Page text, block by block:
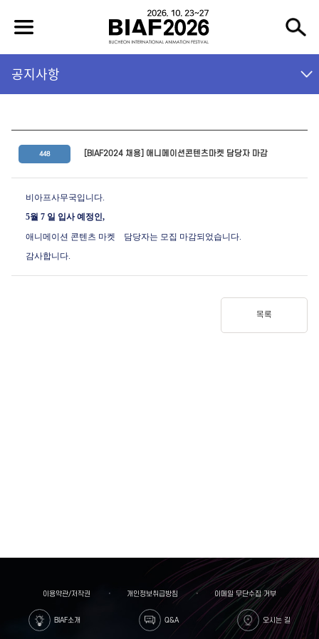
공지사항
448 [BIAF2024 채용] 애니메이션콘텐츠마켓 담당자 마감
비아프사무국입니다.
5월 7 일 입사 예정인,
애니메이션 콘텐츠 마켓 담당자는 모집 마감되었습니다.
감사합니다.
목록
이용약관/저작권 개인정보취급방침 이메일 무단수집 거부
BIAF소개 Q&A 오시는 길